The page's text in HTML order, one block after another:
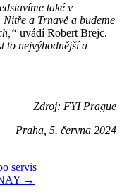
také v
a Trnavě a budeme
uvádí Robert Brejc.
to nejvýhodnější a
Zdroj: FYI Prague
Praha, 5. června 2024
servis
→